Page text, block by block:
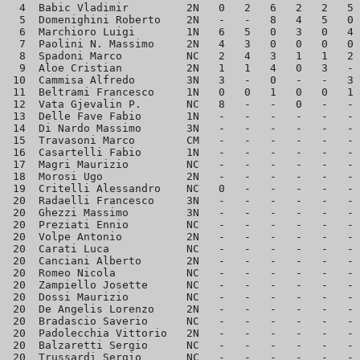
4  Babic Vladimir         2N   0   2   6   2   2
5  Domenighini Roberto    2N   -   -   8   4   5
6  Marchioro Luigi        1N   6   5   0   3   0
7  Paolini N. Massimo     2N   4   3   0   0   0
8  Spadoni Marco          NC   2   4   3   1   1
9  Aloe Cristian          2N   1   1   4   0   3
10  Cammisa Alfredo        3N   3   -   0   -
11  Beltrami Francesco     1N   0   0   1   0
12  Vata Gjevalin P.       NC   8   -   -   0
13  Delle Fave Fabio       1N   -   -   -   -
14  Di Nardo Massimo       3N   -   -   -
15  Travasoni Marco        CM   -   -   -
16  Casartelli Fabio       1N   -   -   -   -
17  Magri Maurizio         NC   -   -   -   -
18  Morosi Ugo             2N   -   -   -   -
19  Critelli Alessandro    NC   0   -   -   -
20  Radaelli Francesco     3N   -   -   -
20  Ghezzi Massimo         3N   -   -   -
20  Preziati Ennio         NC   -   -   -   -
20  Volpe Antonio          2N   -   -   -   -
20  Carati Luca            NC   -   -   -   -
20  Canciani Alberto       2N   -   -   -   -
20  Romeo Nicola           NC   -   -   -   -
20  Zampiello Josette      NC   -   -   -   -
20  Dossi Maurizio         NC   -   -   -   -
20  De Angelis Lorenzo     2N   -   -   -
20  Bradascio Saverio      NC   -   -   -
20  Padolecchia Vittorio   2N   -   -   -   -
20  Balzaretti Sergio      NC   -   -   -   -
20  Trussardi Sergio       NC   -   -   -   -